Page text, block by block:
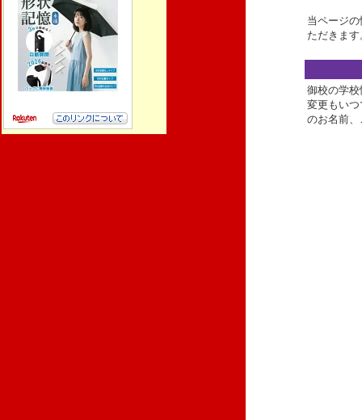
当ページ
ただきま
御校の学
変更もい
のお名前